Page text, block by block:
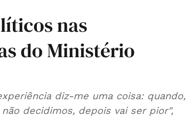
nas
do Ministério
diz-me uma coisa: quando,
decidimos, depois vai ser pior",